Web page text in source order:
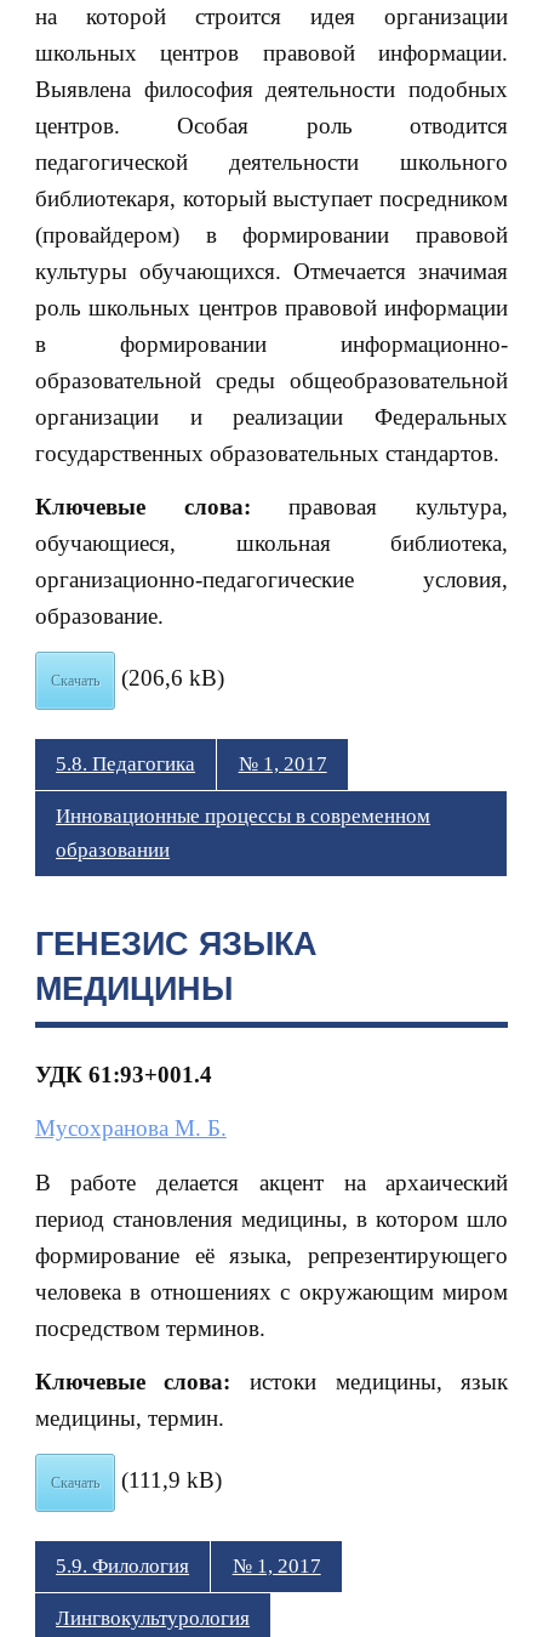
на которой строится идея организации
школьных центров правовой информации.
Выявлена философия деятельности подобных
центров. Особая роль отводится
педагогической деятельности школьного
библиотекаря, который выступает посредником
(провайдером) в формировании правовой
культуры обучающихся. Отмечается значимая
роль школьных центров правовой информации
в формировании информационно-
образовательной среды общеобразовательной
организации и реализации Федеральных
государственных образовательных стандартов.
Ключевые слова: правовая культура,
обучающиеся, школьная библиотека,
организационно-педагогические условия,
образование.
Скачать (206,6 kB)
5.8. Педагогика № 1, 2017
Инновационные процессы в современном
образовании
ГЕНЕЗИС ЯЗЫКА
МЕДИЦИНЫ
УДК 61:93+001.4
Мусохранова М. Б.
В работе делается акцент на архаический
период становления медицины, в котором шло
формирование её языка, репрезентирующего
человека в отношениях с окружающим миром
посредством терминов.
Ключевые слова: истоки медицины, язык
медицины, термин.
Скачать (111,9 kB)
5.9. Филология № 1, 2017
Лингвокультурология